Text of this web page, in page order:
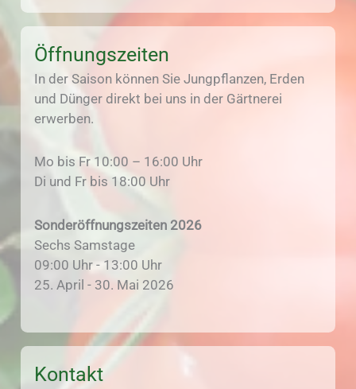
Öffnungszeiten
In der Saison können Sie Jungpflanzen, Erden
und Dünger direkt bei uns in der Gärtnerei
erwerben.
Mo bis Fr 10:00 – 16:00 Uhr
Di und Fr bis 18:00 Uhr
Sonderöffnungszeiten 2026
Sechs Samstage
09:00 Uhr - 13:00 Uhr
25. April - 30. Mai 2026
Kontakt